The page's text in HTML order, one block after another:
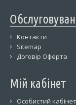
Контакти
Sitemap
Договір Оферта
Мій кабінет
Особистий кабінет